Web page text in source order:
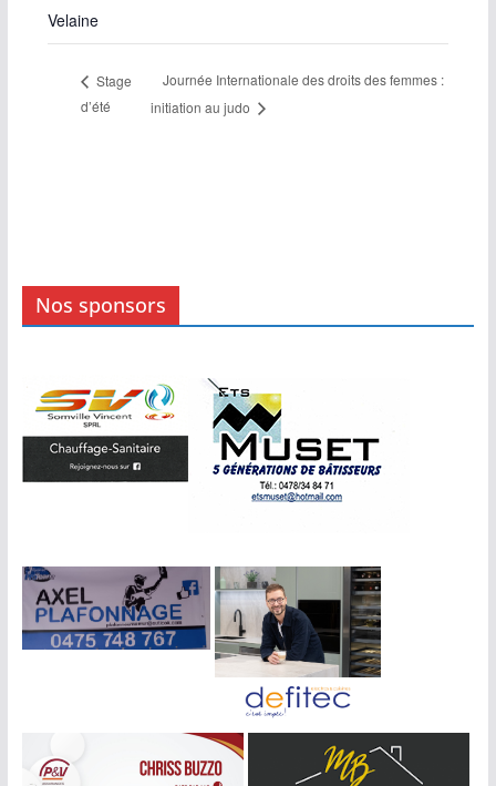
Velaine
Stage
d’été
Journée Internationale des droits des femmes :
initiation au judo
Nos sponsors